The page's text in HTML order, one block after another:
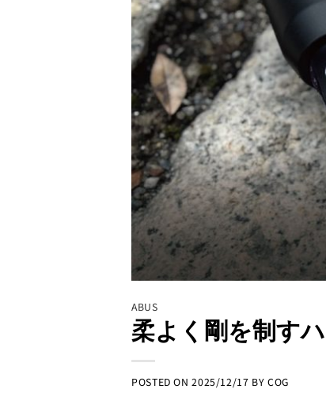
ABUS
柔よく剛を制す
POSTED ON2025/12/17 BY COG